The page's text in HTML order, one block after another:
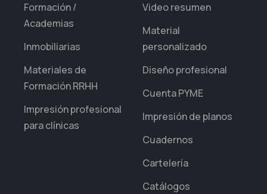
Formación /
Academias
Inmobiliarias
Materiales de
Formación RRHH
Impresión profesional
para clínicas
Video resumen
Material
personalizado
Diseño profesional
Cuenta PYME
Impresión de planos
Cuadernos
Cartelería
Catálogos